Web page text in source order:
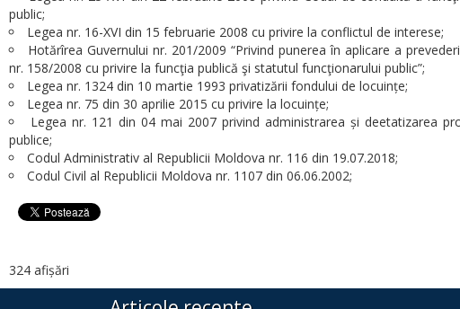
public;
Legea nr. 16-XVI din 15 februarie 2008 cu privire la conflictul de interese;
Hotărîrea Guvernului nr. 201/2009 “Privind punerea în aplicare a
nr. 158/2008 cu privire la funcţia publică şi statutul funcţionarului public”;
Legea nr. 1324 din 10 martie 1993 privatizării fondului de locuințe;
Legea nr. 75 din 30 aprilie 2015 cu privire la locuințe;
Legea nr. 121 din 04 mai 2007 privind administrarea și deetatizarea
publice;
Codul Administrativ al Republicii Moldova nr. 116 din 19.07.2018;
Codul Civil al Republicii Moldova nr. 1107 din 06.06.2002;
324 afișări